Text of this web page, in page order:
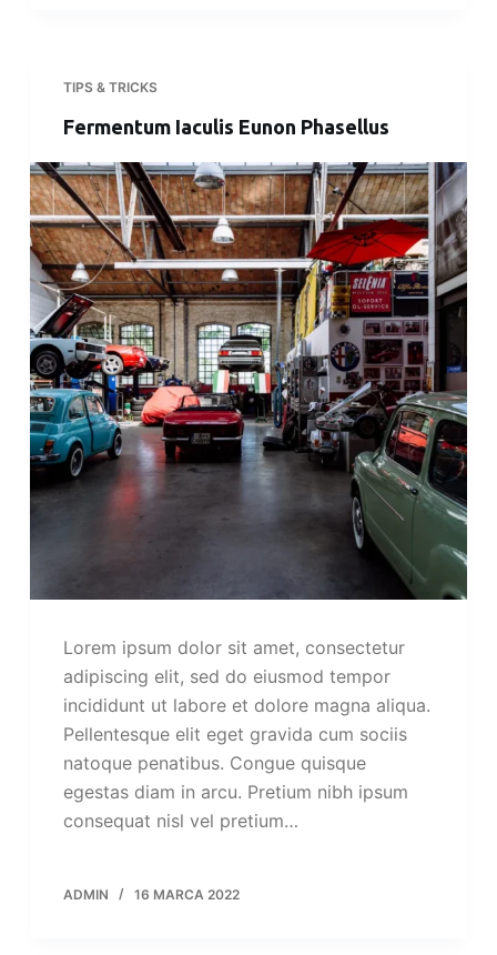
TIPS & TRICKS
Fermentum Iaculis Eunon Phasellus
Lorem ipsum dolor sit amet, consectetur
adipiscing elit, sed do eiusmod tempor
incididunt ut labore et dolore magna aliqua.
Pellentesque elit eget gravida cum sociis
natoque penatibus. Congue quisque
egestas diam in arcu. Pretium nibh ipsum
consequat nisl vel pretium…
ADMIN 16 MARCA 2022